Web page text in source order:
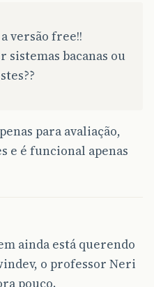
versão free!!
sistemas bacanas ou
para avaliação,
e é funcional apenas
ainda está querendo
o professor Neri
pouco.